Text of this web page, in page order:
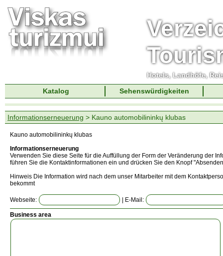
Hotels, Landhöfe,
Katalog
Sehenswürdigkeiten
Informationserneuerung > Kauno automobilininkų klubas
Kauno automobilininkų klubas
Informationserneuerung
Verwenden Sie diese Seite für die Auffüllung der Form der Veränderung der
führen Sie die Kontaktinformationen ein und drücken Sie den Knopf
Hinweis Die Information wird nach dem unser Mitarbeiter mit dem
bekommt
Webseite: | E-Mail:
Business area